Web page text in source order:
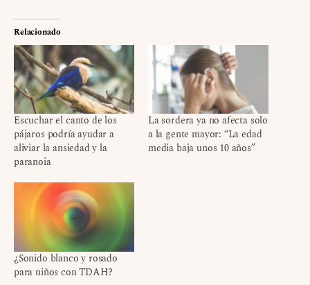
Relacionado
Escuchar el canto de los
pájaros podría ayudar a
aliviar la ansiedad y la
paranoia
La sordera ya no afecta solo
a la gente mayor: “La edad
media baja unos 10 años”
¿Sonido blanco y rosado
para niños con TDAH?